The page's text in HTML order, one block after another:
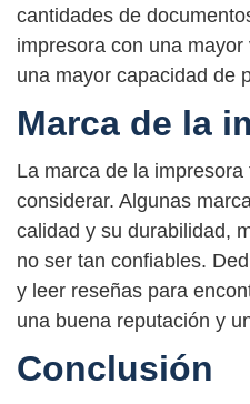
cantidades de
impresora con una
una mayor capacidad de
Marca de la
La marca de la
considerar. Algunas
calidad y su durabilidad,
no ser tan confiables.
y leer reseñas para
una buena reputación y
Conclusión